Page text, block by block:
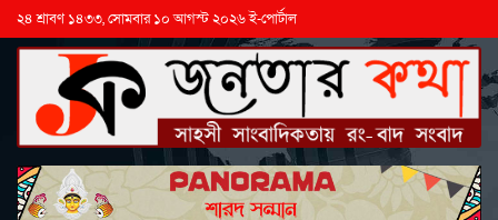
২৪ শ্রাবণ ১৪৩৩, সোমবার ১০ আগস্ট ২০২৬ ই-পোর্টাল